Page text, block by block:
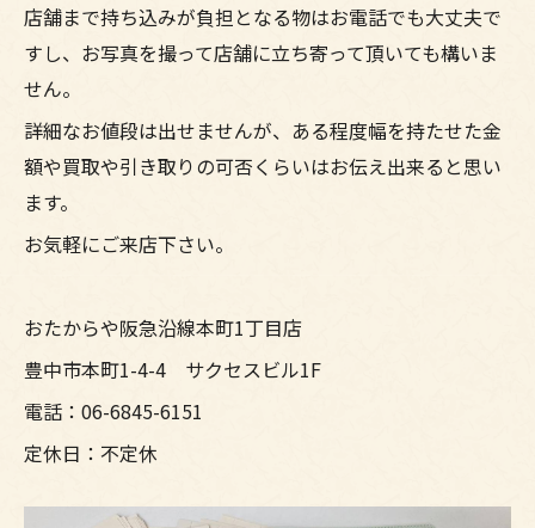
店舗まで持ち込みが負担となる物はお電話でも大丈夫で
すし、お写真を撮って店舗に立ち寄って頂いても構いま
せん。
詳細なお値段は出せませんが、ある程度幅を持たせた金
額や買取や引き取りの可否くらいはお伝え出来ると思い
ます。
お気軽にご来店下さい。
おたからや阪急沿線本町1丁目店
豊中市本町1-4-4 サクセスビル1F
電話：06-6845-6151
定休日：不定休